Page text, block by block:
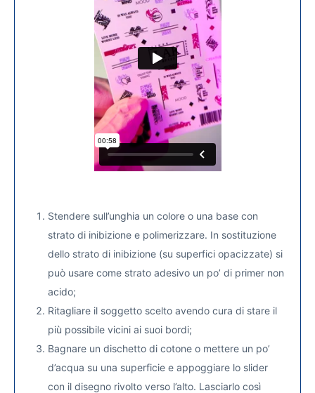
Stendere sull’unghia un colore o una base con
strato di inibizione e polimerizzare. In sostituzione
dello strato di inibizione (su superfici opacizzate) si
può usare come strato adesivo un po’ di primer non
acido;
Ritagliare il soggetto scelto avendo cura di stare il
più possibile vicini ai suoi bordi;
Bagnare un dischetto di cotone o mettere un po’
d’acqua su una superficie e appoggiare lo slider
con il disegno rivolto verso l’alto. Lasciarlo così